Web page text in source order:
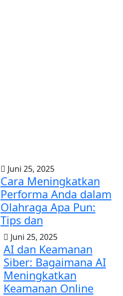
Juni 25, 2025
Cara Meningkatkan
Performa Anda dalam
Olahraga Apa Pun:
Tips dan
Juni 25, 2025
AI dan Keamanan
Siber: Bagaimana AI
Meningkatkan
Keamanan Online